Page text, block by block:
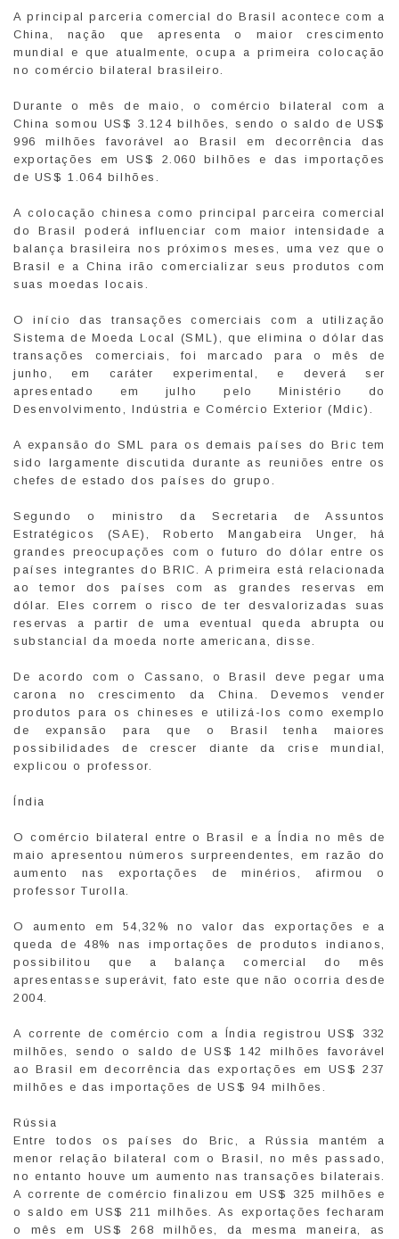
A principal parceria comercial do Brasil acontece com a
China, nação que apresenta o maior crescimento
mundial e que atualmente, ocupa a primeira colocação
no comércio bilateral brasileiro.
Durante o mês de maio, o comércio bilateral com a
China somou US$ 3.124 bilhões, sendo o saldo de US$
996 milhões favorável ao Brasil em decorrência das
exportações em US$ 2.060 bilhões e das importações
de US$ 1.064 bilhões.
A colocação chinesa como principal parceira comercial
do Brasil poderá influenciar com maior intensidade a
balança brasileira nos próximos meses, uma vez que o
Brasil e a China irão comercializar seus produtos com
suas moedas locais.
O início das transações comerciais com a utilização
Sistema de Moeda Local (SML), que elimina o dólar das
transações comerciais, foi marcado para o mês de
junho, em caráter experimental, e deverá ser
apresentado em julho pelo Ministério do
Desenvolvimento, Indústria e Comércio Exterior (Mdic).
A expansão do SML para os demais países do Bric tem
sido largamente discutida durante as reuniões entre os
chefes de estado dos países do grupo.
Segundo o ministro da Secretaria de Assuntos
Estratégicos (SAE), Roberto Mangabeira Unger, há
grandes preocupações com o futuro do dólar entre os
países integrantes do BRIC. A primeira está relacionada
ao temor dos países com as grandes reservas em
dólar. Eles correm o risco de ter desvalorizadas suas
reservas a partir de uma eventual queda abrupta ou
substancial da moeda norte americana, disse.
De acordo com o Cassano, o Brasil deve pegar uma
carona no crescimento da China. Devemos vender
produtos para os chineses e utilizá-los como exemplo
de expansão para que o Brasil tenha maiores
possibilidades de crescer diante da crise mundial,
explicou o professor.
Índia
O comércio bilateral entre o Brasil e a Índia no mês de
maio apresentou números surpreendentes, em razão do
aumento nas exportações de minérios, afirmou o
professor Turolla.
O aumento em 54,32% no valor das exportações e a
queda de 48% nas importações de produtos indianos,
possibilitou que a balança comercial do mês
apresentasse superávit, fato este que não ocorria desde
2004.
A corrente de comércio com a Índia registrou US$ 332
milhões, sendo o saldo de US$ 142 milhões favorável
ao Brasil em decorrência das exportações em US$ 237
milhões e das importações de US$ 94 milhões.
Rússia
Entre todos os países do Bric, a Rússia mantém a
menor relação bilateral com o Brasil, no mês passado,
no entanto houve um aumento nas transações bilaterais.
A corrente de comércio finalizou em US$ 325 milhões e
o saldo em US$ 211 milhões. As exportações fecharam
o mês em US$ 268 milhões, da mesma maneira, as